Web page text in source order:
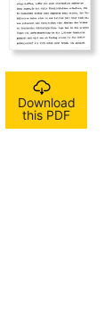
Download
this PDF